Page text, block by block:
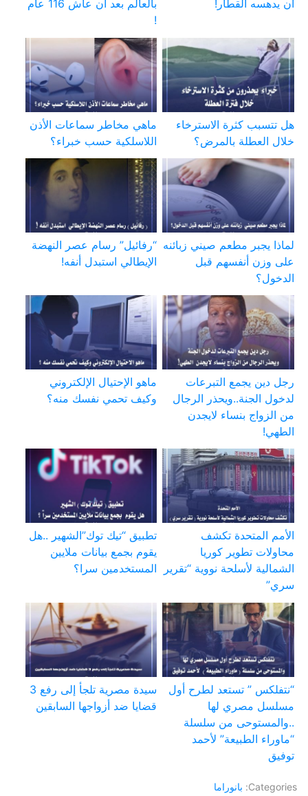
أن يدهسه القطار!
بالعالم بعد أن عاش 116 عام
!
هل تتسبب كثرة الاسترخاء
خلال العطلة بالمرض؟
ماهي مخاطر سماعات الأذن
اللاسلكية حسب خبراء؟
لماذا يجبر مطعم صيني زبائنه
على وزن أنفسهم قبل
الدخول؟
“رفائيل” رسام عصر النهضة
الإيطالي استبدل أنفه!
رجل دين يجمع التبرعات
لدخول الجنة..ويحذر الرجال
من الزواج بنساء لايجدن
الطهي!
ماهو الإحتيال الإلكتروني
وكيف تحمي نفسك منه؟
الأمم المتحدة تكشف
محاولات تطوير كوريا
الشمالية لأسلحة نووية “تقرير
سري”
تطبيق “تيك توك”الشهير ..هل
يقوم بجمع بيانات ملايين
المستخدمين سرا؟
“نتفلكس ” تستعد لطرح أول
مسلسل مصري لها
..والمستوحى من سلسلة
“ماوراء الطبيعة” لأحمد
توفيق
سيدة مصرية تلجأ إلى رفع 3
قضايا ضد أزواجها السابقين
Categories: بانوراما